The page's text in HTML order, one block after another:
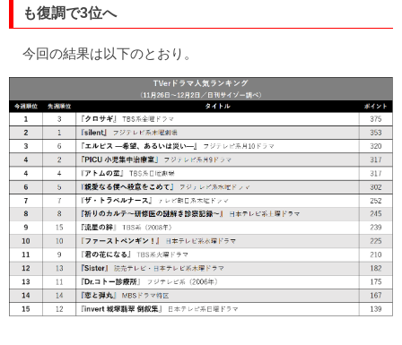
も復調で3位へ
今回の結果は以下のとおり。